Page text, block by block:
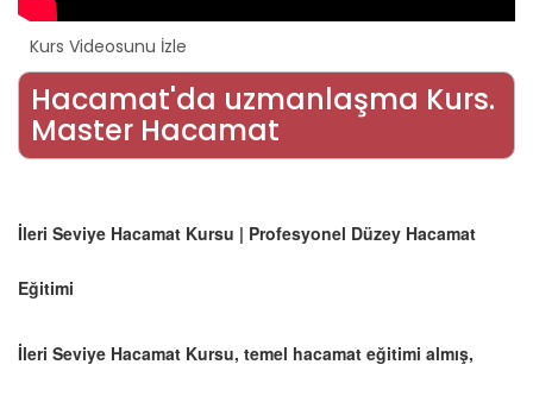
Kurs Videosunu İzle
Hacamat'da uzmanlaşma Kurs.
Master Hacamat
İleri Seviye Hacamat Kursu | Profesyonel Düzey Hacamat
Eğitimi
İleri Seviye Hacamat Kursu, temel hacamat eğitimi almış,